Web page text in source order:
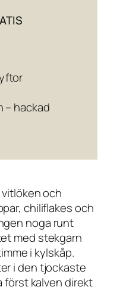
– hackad
vitlöken och
chiliflakes och
noga runt
med stekgarn
i kylskåp.
i den tjockaste
först kalven direkt